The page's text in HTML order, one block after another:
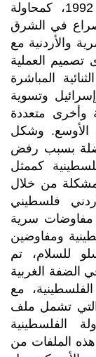
أعقاب حرب تحرير الكويت في عام 1992، كمحاولة
في الشرق
والأردنية مع
تصميم العملية
المباشرة
وتسوية
وأخرى متعددة
الأوسع. وشكل
بسبب رفض
كممثل
من خلال
فلسطيني
سرية
ومفاوضين
للسلام، تم
الضفة الغربية
مع
تشمل ملف
الفلسطينية
الملفات من